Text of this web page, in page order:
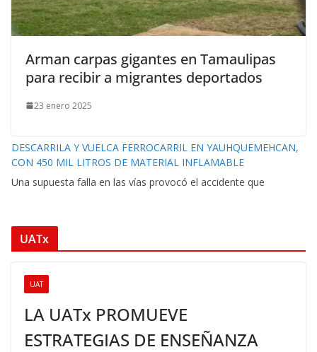
Arman carpas gigantes en Tamaulipas
para recibir a migrantes deportados
23 enero 2025
DESCARRILA Y VUELCA FERROCARRIL EN YAUHQUEMEHCAN,
CON 450 MIL LITROS DE MATERIAL INFLAMABLE
Una supuesta falla en las vías provocó el accidente que
UATx
UAT
LA UATx PROMUEVE
ESTRATEGIAS DE ENSEÑANZA